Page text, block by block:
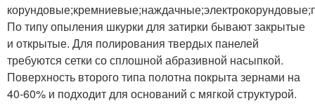
По типу опыления шкурки для затирки бывают закрытые
и открытые. Для полирования твердых панелей
требуются сетки со сплошной абразивной насыпкой.
Поверхность второго типа полотна покрыта зернами на
40-60% и подходит для оснований с мягкой структурой.